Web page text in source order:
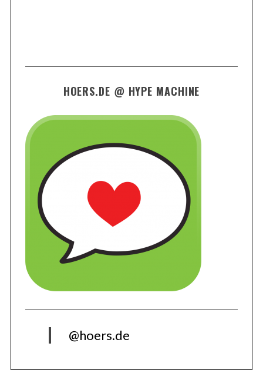
HOERS.DE @ HYPE MACHINE
@hoers.de